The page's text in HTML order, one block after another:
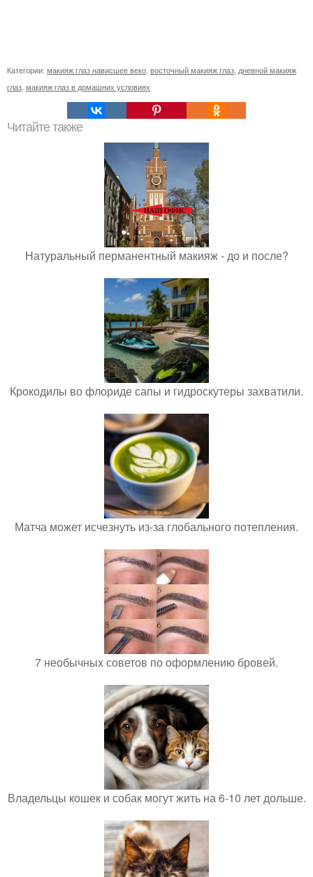
Категории: макияж глаз нависшее веко восточный макияж глаз дневной макияж
глаз макияж глаз в домашних условиях
Читайте также
Натуральный перманентный макияж - до и после?
Крокодилы во флориде сапы и гидроскутеры захватили.
Матча может исчезнуть из-за глобального потепления.
7 необычных советов по оформлению бровей.
Владельцы кошек и собак могут жить на 6-10 лет дольше.